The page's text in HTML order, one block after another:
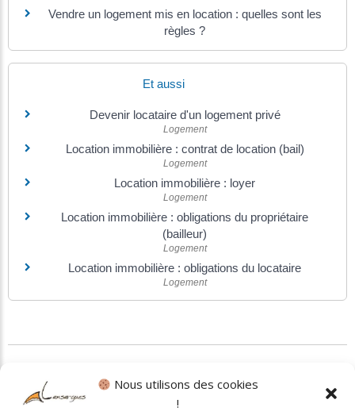
Nous utilisons des cookies
!
Vendre un logement mis en location : quelles sont les
règles ?
Et aussi
Devenir locataire d'un logement privé
Logement
Location immobilière : contrat de location (bail)
Logement
Location immobilière : loyer
Logement
Location immobilière : obligations du propriétaire
(bailleur)
Logement
Location immobilière : obligations du locataire
Logement